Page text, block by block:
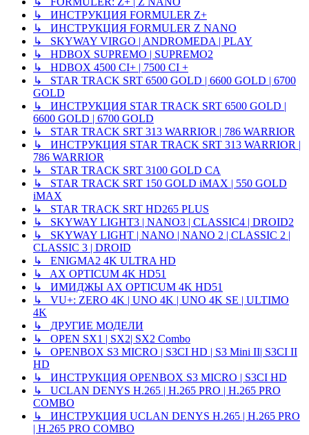
↳ ИНСТРУКЦИЯ FORMULER Z+
↳ ИНСТРУКЦИЯ FORMULER Z NANO
↳ SKYWAY VIRGO | ANDROMEDA | PLAY
↳ HDBOX SUPREMO | SUPREMO2
↳ HDBOX 4500 CI+ | 7500 CI +
↳ STAR TRACK SRT 6500 GOLD | 6600 GOLD | 6700
GOLD
↳ ИНСТРУКЦИЯ STAR TRACK SRT 6500 GOLD |
6600 GOLD | 6700 GOLD
↳ STAR TRACK SRT 313 WARRIOR | 786 WARRIOR
↳ ИНСТРУКЦИЯ STAR TRACK SRT 313 WARRIOR |
786 WARRIOR
↳ STAR TRACK SRT 3100 GOLD CA
↳ STAR TRACK SRT 150 GOLD iMAX | 550 GOLD
iMAX
↳ STAR TRACK SRT HD265 PLUS
↳ SKYWAY LIGHT3 | NANO3 | CLASSIC4 | DROID2
↳ SKYWAY LIGHT | NANO | NANO 2 | CLASSIC 2 |
CLASSIC 3 | DROID
↳ ENIGMA2 4K ULTRA HD
↳ AX OPTICUM 4K HD51
↳ ИМИДЖЫ AX OPTICUM 4K HD51
↳ VU+: ZERO 4K | UNO 4K | UNO 4K SE | ULTIMO
4K
↳ ДРУГИЕ МОДЕЛИ
↳ OPEN SX1 | SX2| SX2 Combo
↳ OPENBOX S3 MICRO | S3CI HD | S3 Mini II| S3CI II
HD
↳ ИНСТРУКЦИЯ OPENBOX S3 MICRO | S3CI HD
↳ UCLAN DENYS H.265 | H.265 PRO | H.265 PRO
COMBO
↳ ИНСТРУКЦИЯ UCLAN DENYS H.265 | H.265 PRO
| H.265 PRO COMBO